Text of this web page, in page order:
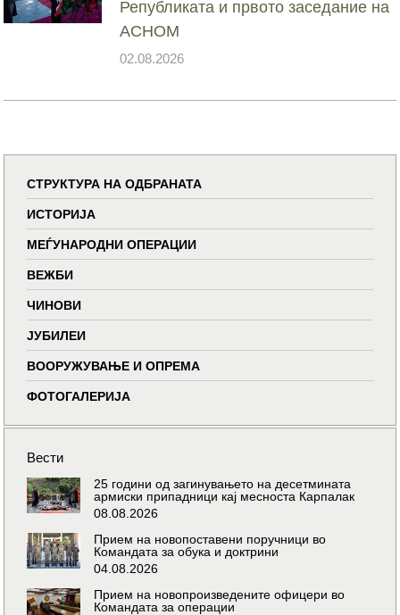
Републиката и првото заседание на
АСНОМ
02.08.2026
СТРУКТУРА НА ОДБРАНАТА
ИСТОРИЈА
МЕЃУНАРОДНИ ОПЕРАЦИИ
ВЕЖБИ
ЧИНОВИ
ЈУБИЛЕИ
ВООРУЖУВАЊЕ И ОПРЕМА
ФОТОГАЛЕРИЈА
Вести
25 години од загинувањето на десетмината
армиски припадници кај месноста Карпалак
08.08.2026
Прием на новопоставени поручници во
Командата за обука и доктрини
04.08.2026
Прием на новопроизведените офицери во
Командата за операции